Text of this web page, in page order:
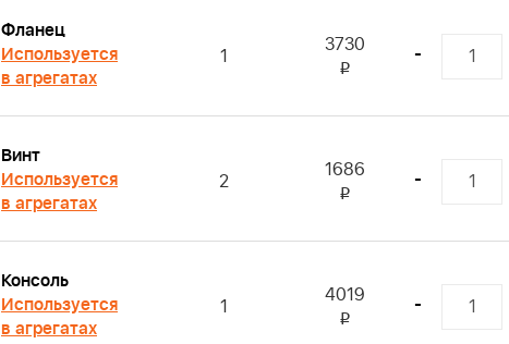
Фланец
Используется
в агрегатах
1 3730
i
-
Винт
Используется
в агрегатах
2 1686
i
-
Консоль
Используется
в агрегатах
1 4019
i
-